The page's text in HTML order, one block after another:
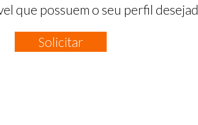
que possuem o seu perfil
Solicitar